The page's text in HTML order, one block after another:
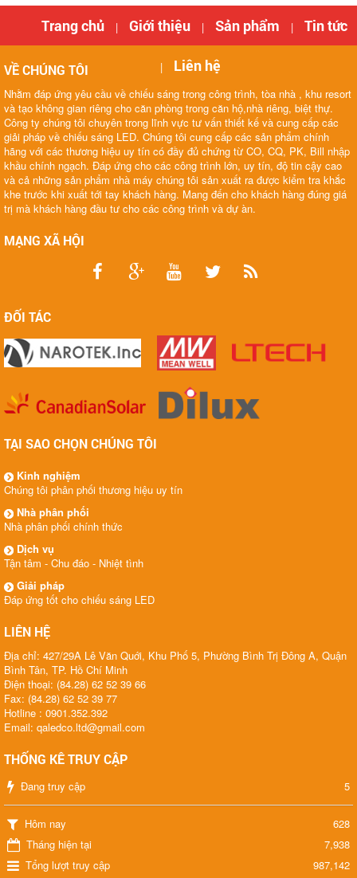
Trang chủ | Giới thiệu | Sản phẩm | Tin tức
| Liên hệ
VỀ CHÚNG TÔI
Nhằm đáp ứng yêu cầu về chiếu sáng trong công trình, tòa nhà , khu resort
và tạo không gian riêng cho căn phòng trong căn hộ,nhà riêng, biệt thự.
Công ty chúng tôi chuyên trong lĩnh vực tư vấn thiết kế và cung cấp các
giải pháp về chiếu sáng LED. Chúng tôi cung cấp các sản phẩm chính
hãng với các thương hiệu uy tín có đầy đủ chứng từ CO, CQ, PK, Bill nhập
khầu chính ngạch. Đáp ứng cho các công trình lớn, uy tín, độ tin cậy cao
và cả những sản phẩm nhà máy chúng tôi sản xuất ra được kiểm tra khắc
khe trước khi xuất tới tay khách hàng. Mang đến cho khách hàng đúng giá
trị mà khách hàng đầu tư cho các công trình và dự àn.
MẠNG XÃ HỘI
ĐỐI TÁC
TẠI SAO CHỌN CHÚNG TÔI
Kinh nghiệm
Chúng tôi phân phối thương hiệu uy tín
Nhà phân phối
Nhà phân phối chính thức
Dịch vụ
Tận tâm - Chu đáo - Nhiệt tình
Giải pháp
Đáp ứng tốt cho chiếu sáng LED
LIÊN HỆ
Địa chỉ: 427/29A Lê Văn Quới, Khu Phố 5, Phường Bình Trị Đông A, Quận
Bình Tân, TP. Hồ Chí Minh
Điện thoại: (84.28) 62 52 39 66
Fax: (84.28) 62 52 39 77
Hotline : 0901.352.392
Email: qaledco.ltd@gmail.com
THỐNG KÊ TRUY CẬP
Đang truy cập 5
Hôm nay
628
Tháng hiện tại
7,938
Tổng lượt truy cập
987,142